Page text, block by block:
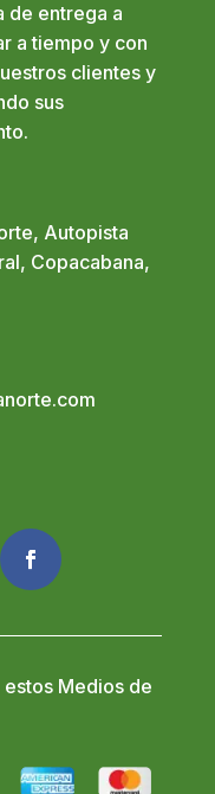
de entrega a
a tiempo y con
clientes y
sus
Autopista
Copacabana,
estos Medios de